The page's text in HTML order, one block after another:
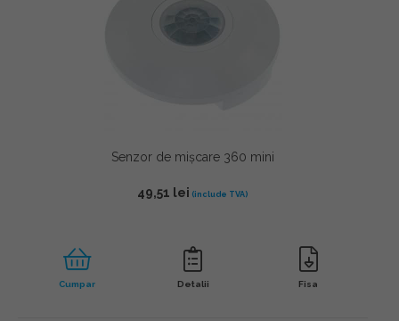
Senzor de mișcare 360 mini
49,51 lei
Cumpar Detalii Fisa